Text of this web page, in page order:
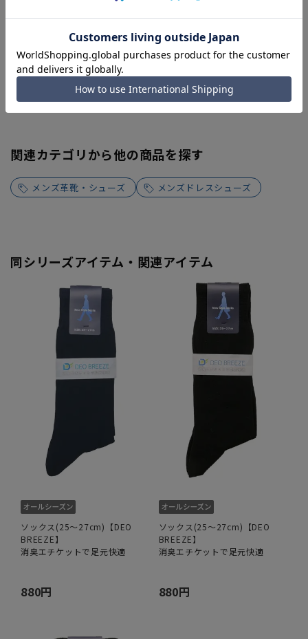
関連カテゴリから他の商品を探す
メンズ革靴・シューズ メンズドレスシューズ
同シリーズアイテム・関連アイテム
ソックス(25～27cm)【DEO
BREEZE】
消臭エチケットで足元快適
880円
ソックス(25～27cm)【DEO
BREEZE】
消臭エチケットで足元快適
880円